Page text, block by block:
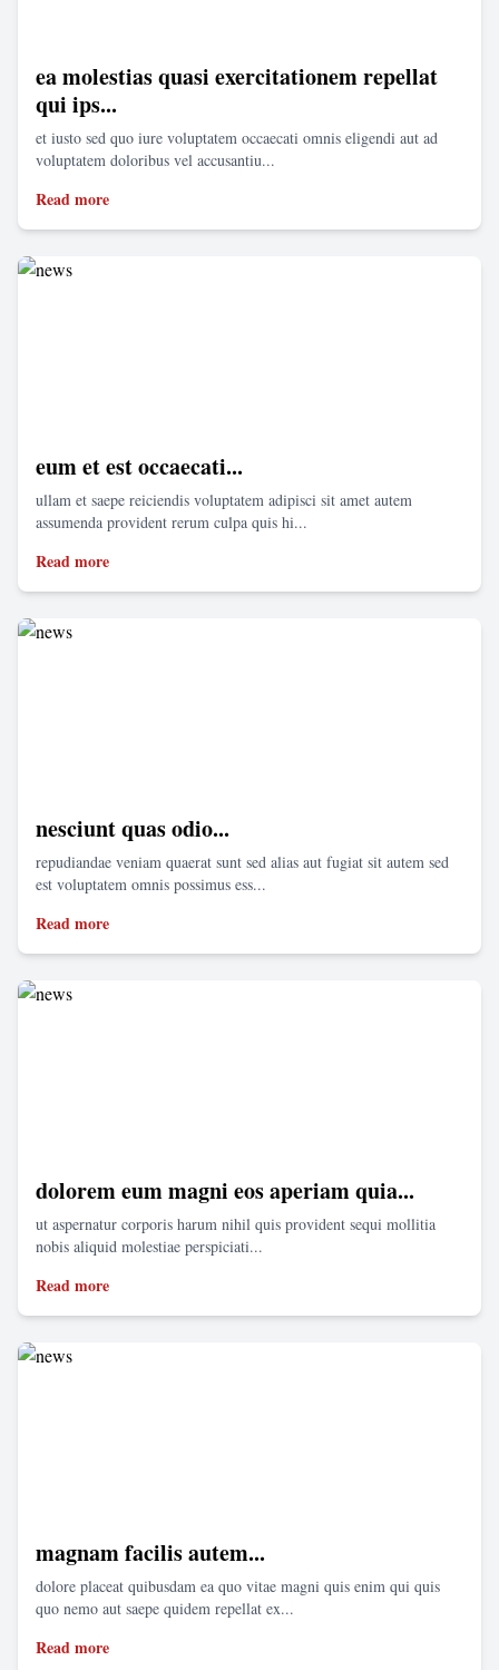
ea molestias quasi exercitationem repellat
qui ips...
et iusto sed quo iure voluptatem occaecati omnis eligendi aut ad
voluptatem doloribus vel accusantiu...
Read more
eum et est occaecati...
ullam et saepe reiciendis voluptatem adipisci sit amet autem
assumenda provident rerum culpa quis hi...
Read more
nesciunt quas odio...
repudiandae veniam quaerat sunt sed alias aut fugiat sit autem sed
est voluptatem omnis possimus ess...
Read more
dolorem eum magni eos aperiam quia...
ut aspernatur corporis harum nihil quis provident sequi mollitia
nobis aliquid molestiae perspiciati...
Read more
magnam facilis autem...
dolore placeat quibusdam ea quo vitae magni quis enim qui quis
quo nemo aut saepe quidem repellat ex...
Read more